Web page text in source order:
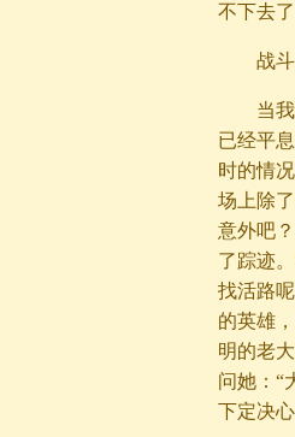
不下去
战
当
已经平
时的情
场上除
意外吧
了踪迹
找活路
的英雄
明的老
问她：“
下定决